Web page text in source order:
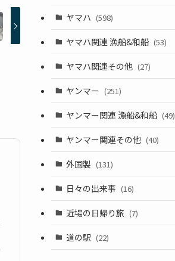
ヤマハ (598)
ヤマハ関連 漁船&和船 (53)
ヤマハ関連その他 (27)
ヤンマー (251)
ヤンマー関連 漁船&和船 (49)
ヤンマー関連その他 (40)
外国製 (131)
日々の出来事 (16)
近場の日帰り旅 (7)
道の駅 (22)